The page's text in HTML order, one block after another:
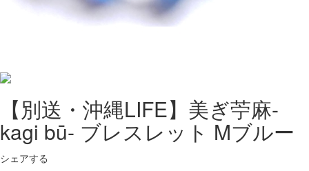
【別送・沖縄LIFE】美ぎ苧麻-
kagi bū- ブレスレット Mブルー
シェアする